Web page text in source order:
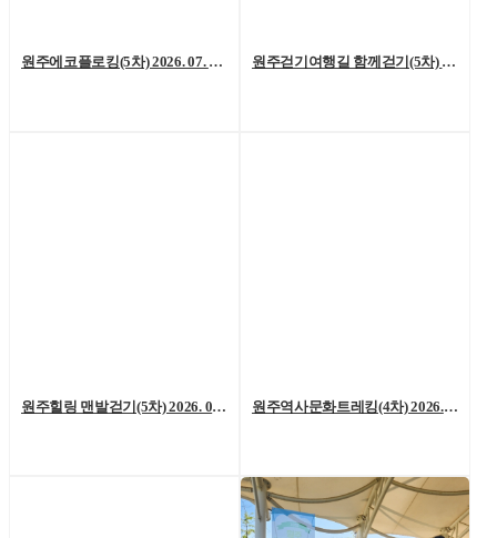
원주에코플로킹(5차) 2026. 07. 18. (토) 원주걷기여행길 함께걷기(5차) 2026. 7. 11.(토)
원주힐링 맨발걷기(5차) 2026. 07. 04. (토) 원주역사문화트레킹(4차) 2026. 06. 27.(토)